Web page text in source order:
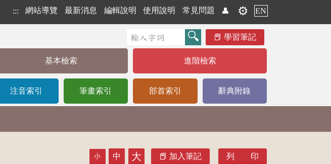
::: 網站導覽 最新消息 編輯說明 使用說明 常見問題 👤 ⚙️ EN
學習筆記
基本檢索 進階檢索
注音索引 筆畫索引 部首索引 辭典附錄
小 中 大 加入筆記 列 印